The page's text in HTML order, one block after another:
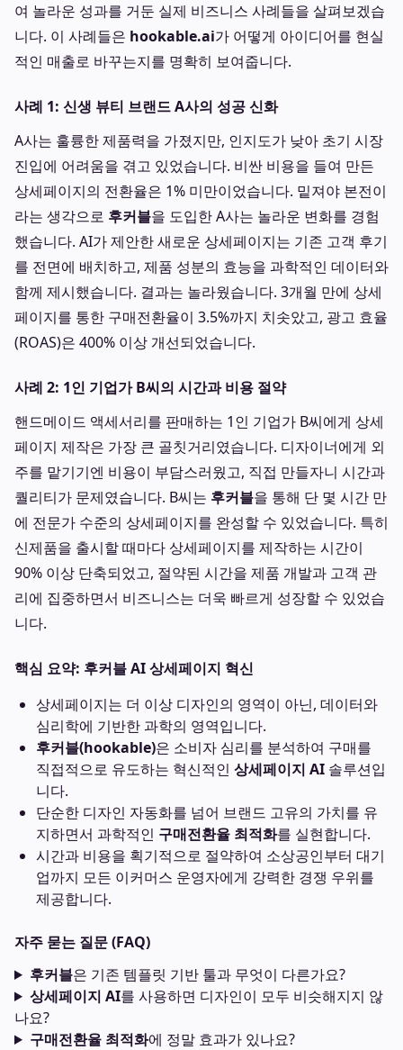
여 놀라운 성과를 거둔 실제 비즈니스 사례들을 살펴보겠습
니다. 이 사례들은 hookable.ai가 어떻게 아이디어를 현실
적인 매출로 바꾸는지를 명확히 보여줍니다.
사례 1: 신생 뷰티 브랜드 A사의 성공 신화
A사는 훌륭한 제품력을 가졌지만, 인지도가 낮아 초기 시장
진입에 어려움을 겪고 있었습니다. 비싼 비용을 들여 만든
상세페이지의 전환율은 1% 미만이었습니다. 밑져야 본전이
라는 생각으로 후커블을 도입한 A사는 놀라운 변화를 경험
했습니다. AI가 제안한 새로운 상세페이지는 기존 고객 후기
를 전면에 배치하고, 제품 성분의 효능을 과학적인 데이터와
함께 제시했습니다. 결과는 놀라웠습니다. 3개월 만에 상세
페이지를 통한 구매전환율이 3.5%까지 치솟았고, 광고 효율
(ROAS)은 400% 이상 개선되었습니다.
사례 2: 1인 기업가 B씨의 시간과 비용 절약
핸드메이드 액세서리를 판매하는 1인 기업가 B씨에게 상세
페이지 제작은 가장 큰 골칫거리였습니다. 디자이너에게 외
주를 맡기기엔 비용이 부담스러웠고, 직접 만들자니 시간과
퀄리티가 문제였습니다. B씨는 후커블을 통해 단 몇 시간 만
에 전문가 수준의 상세페이지를 완성할 수 있었습니다. 특히
신제품을 출시할 때마다 상세페이지를 제작하는 시간이
90% 이상 단축되었고, 절약된 시간을 제품 개발과 고객 관
리에 집중하면서 비즈니스는 더욱 빠르게 성장할 수 있었습
니다.
핵심 요약: 후커블 AI 상세페이지 혁신
상세페이지는 더 이상 디자인의 영역이 아닌, 데이터와
심리학에 기반한 과학의 영역입니다.
후커블(hookable)은 소비자 심리를 분석하여 구매를
직접적으로 유도하는 혁신적인 상세페이지 AI 솔루션입
니다.
단순한 디자인 자동화를 넘어 브랜드 고유의 가치를 유
지하면서 과학적인 구매전환율 최적화를 실현합니다.
시간과 비용을 획기적으로 절약하여 소상공인부터 대기
업까지 모든 이커머스 운영자에게 강력한 경쟁 우위를
제공합니다.
자주 묻는 질문 (FAQ)
후커블은 기존 템플릿 기반 툴과 무엇이 다른가요?
상세페이지 AI를 사용하면 디자인이 모두 비슷해지지 않
나요?
구매전환율 최적화에 정말 효과가 있나요?